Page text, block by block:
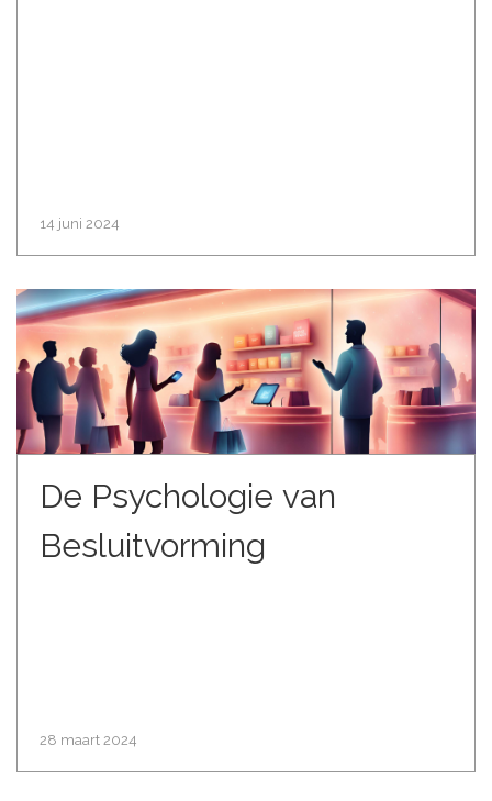
14 juni 2024
De Psychologie van
Besluitvorming
28 maart 2024